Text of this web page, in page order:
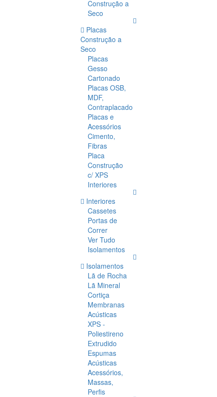
Construção a
Seco
Placas
Construção a
Seco
Placas
Gesso
Cartonado
Placas OSB,
MDF,
Contraplacado
Placas e
Acessórios
Cimento,
Fibras
Placa
Construção
c/ XPS
Interiores
Interiores
Cassetes
Portas de
Correr
Ver Tudo
Isolamentos
Isolamentos
Lã de Rocha
Lã Mineral
Cortiça
Membranas
Acústicas
XPS -
Poliestireno
Extrudido
Espumas
Acústicas
Acessórios,
Massas,
Perfis